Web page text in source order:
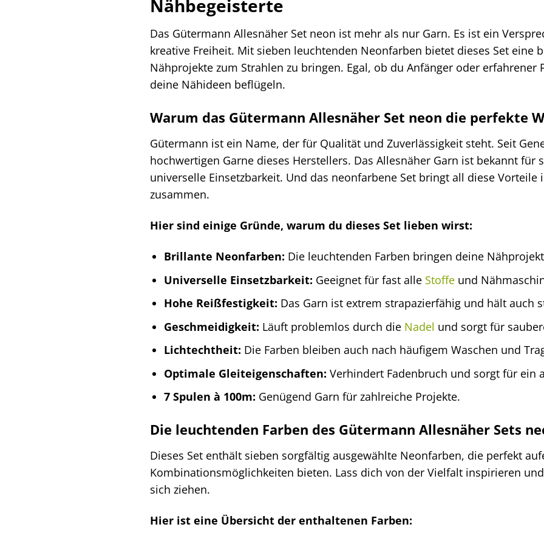
Nähbegeisterte
Das Gütermann Allesnäher Set neon ist mehr als nur Garn. Es ist ein
kreative Freiheit. Mit sieben leuchtenden Neonfarben bietet dieses Set eine
Nähprojekte zum Strahlen zu bringen. Egal, ob du Anfänger oder
deine Nähideen beflügeln.
Warum das Gütermann Allesnäher Set neon die perfekte
Gütermann ist ein Name, der für Qualität und Zuverlässigkeit steht. Seit
hochwertigen Garne dieses Herstellers. Das Allesnäher Garn ist bekannt für
universelle Einsetzbarkeit. Und das neonfarbene Set bringt all diese
zusammen.
Hier sind einige Gründe, warum du dieses Set lieben wirst:
Brillante Neonfarben: Die leuchtenden Farben bringen deine
Universelle Einsetzbarkeit: Geeignet für fast alle Stoffeund
Hohe Reißfestigkeit: Das Garn ist extrem strapazierfähig und hält auch
Geschmeidigkeit: Läuft problemlos durch die Nadel und sorgt für
Lichtechtheit: Die Farben bleiben auch nach häufigem Waschen und
Optimale Gleiteigenschaften: Verhindert Fadenbruch und sorgt für ein
7 Spulen à 100m: Genügend Garn für zahlreiche Projekte.
Die leuchtenden Farben des Gütermann Allesnäher Sets
Dieses Set enthält sieben sorgfältig ausgewählte Neonfarben, die perfekt
Kombinationsmöglichkeiten bieten. Lass dich von der Vielfalt inspirieren
sich ziehen.
Hier ist eine Übersicht der enthaltenen Farben: